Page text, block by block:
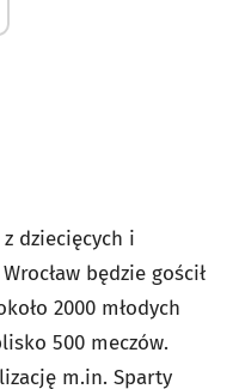
dziecięcych i
będzie gościł
2000 młodych
500 meczów.
m.in. Sparty